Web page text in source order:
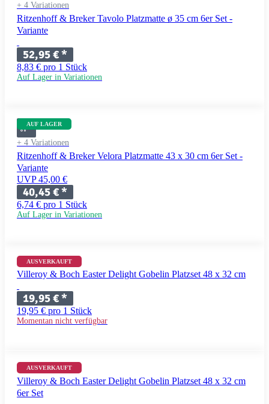
+ 4 Variationen
Ritzenhoff & Breker Tavolo Platzmatte ø 35 cm 6er Set -
Variante
52,95 €*
8,83 € pro 1 Stück
Auf Lager in Variationen
AUF LAGER
+ 4 Variationen
Ritzenhoff & Breker Velora Platzmatte 43 x 30 cm 6er Set -
Variante
UVP 45,00 €
40,45 €*
6,74 € pro 1 Stück
Auf Lager in Variationen
AUSVERKAUFT
Villeroy & Boch Easter Delight Gobelin Platzset 48 x 32 cm
19,95 €*
19,95 € pro 1 Stück
Momentan nicht verfügbar
AUSVERKAUFT
Villeroy & Boch Easter Delight Gobelin Platzset 48 x 32 cm
6er Set